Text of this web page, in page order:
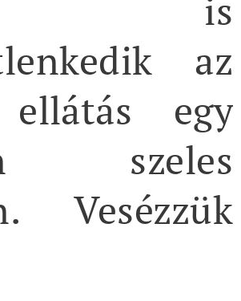
is
az
egy
szeles
Vesézzük